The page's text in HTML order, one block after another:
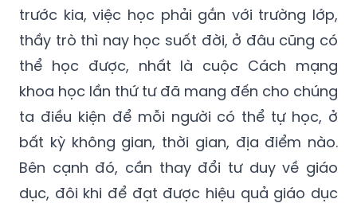
trước kia, việc học phải gắn với trường lớp,
thầy trò thì nay học suốt đời, ở đâu cũng có
thể học được, nhất là cuộc Cách mạng
khoa học lần thứ tư đã mang đến cho chúng
ta điều kiện để mỗi người có thể tự học, ở
bất kỳ không gian, thời gian, địa điểm nào.
Bên cạnh đó, cần thay đổi tư duy về giáo
dục, đôi khi để đạt được hiệu quả giáo dục